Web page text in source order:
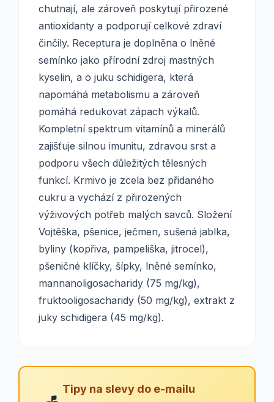
chutnají, ale zároveň poskytují přirozené
antioxidanty a podporují celkové zdraví
činčily. Receptura je doplněna o lněné
semínko jako přírodní zdroj mastných
kyselin, a o juku schidigera, která
napomáhá metabolismu a zároveň
pomáhá redukovat zápach výkalů.
Kompletní spektrum vitamínů a minerálů
zajišťuje silnou imunitu, zdravou srst a
podporu všech důležitých tělesných
funkcí. Krmivo je zcela bez přidaného
cukru a vychází z přirozených
výživových potřeb malých savců. Složení
Vojtěška, pšenice, ječmen, sušená jablka,
byliny (kopřiva, pampeliška, jitrocel),
pšeničné klíčky, šípky, lněné semínko,
mannanoligosacharidy (75 mg/kg),
fruktooligosacharidy (50 mg/kg), extrakt z
juky schidigera (45 mg/kg).
Tipy na slevy do e-mailu